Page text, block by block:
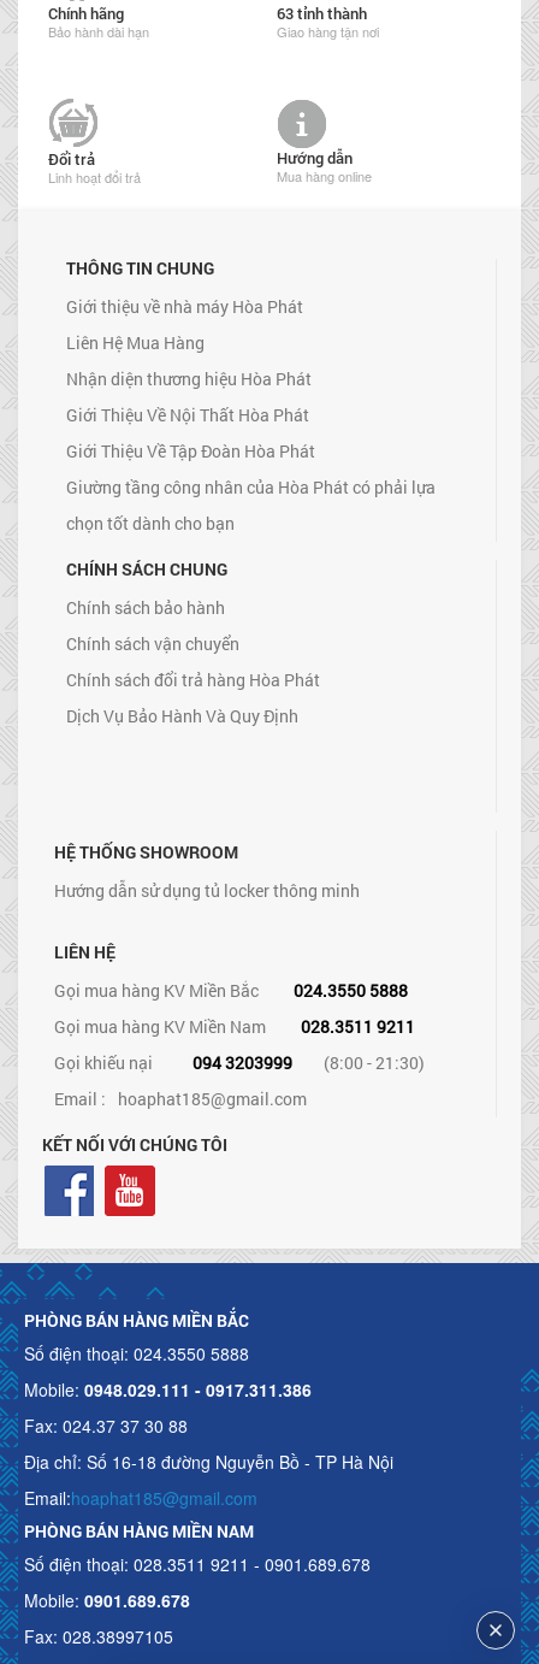
Chính hãng
Bảo hành dài hạn
63 tỉnh thành
Giao hàng tận nơi
Đổi trả
Linh hoạt đổi trả
Hướng dẫn
Mua hàng online
THÔNG TIN CHUNG
Giới thiệu về nhà máy Hòa Phát
Liên Hệ Mua Hàng
Nhận diện thương hiệu Hòa Phát
Giới Thiệu Về Nội Thất Hòa Phát
Giới Thiệu Về Tập Đoàn Hòa Phát
Giường tầng công nhân của Hòa Phát có phải lựa
chọn tốt dành cho bạn
CHÍNH SÁCH CHUNG
Chính sách bảo hành
Chính sách vận chuyển
Chính sách đổi trả hàng Hòa Phát
Dịch Vụ Bảo Hành Và Quy Định
HỆ THỐNG SHOWROOM
Hướng dẫn sử dụng tủ locker thông minh
LIÊN HỆ
Gọi mua hàng KV Miền Bắc
024.3550 5888
Gọi mua hàng KV Miền Nam
028.3511 9211
Gọi khiếu nại
094 3203999
(8:00 - 21:30)
Email : hoaphat185@gmail.com
KẾT NỐI VỚI CHÚNG TÔI
PHÒNG BÁN HÀNG MIỀN BẮC
Số điện thoại: 024.3550 5888
Mobile: 0948.029.111 - 0917.311.386
Fax: 024.37 37 30 88
Địa chỉ: Số 16-18 đường Nguyễn Bồ - TP Hà Nội
Email:hoaphat185@gmail.com
PHÒNG BÁN HÀNG MIỀN NAM
Số điện thoại: 028.3511 9211 - 0901.689.678
Mobile: 0901.689.678
Fax: 028.38997105